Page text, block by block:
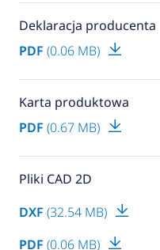
Deklaracja producenta
PDF (0.06 MB)
Karta produktowa
PDF (0.67 MB)
Pliki CAD 2D
DXF (32.54 MB)
PDF (0.06 MB)